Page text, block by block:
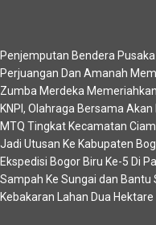
Penjemputan Bendera
Perjuangan Dan Amanah
Zumba Merdeka
KNPI, Olahraga Bersama
MTQ Tingkat Kecamatan
Jadi Utusan Ke Kabupaten
Ekspedisi Bogor Biru Ke-5 Di
Sampah Ke Sungai dan Bantu
Kebakaran Lahan Dua